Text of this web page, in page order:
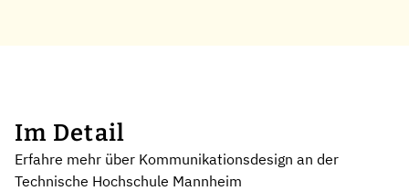
Im Detail
Erfahre mehr über Kommunikationsdesign an der
Technische Hochschule Mannheim